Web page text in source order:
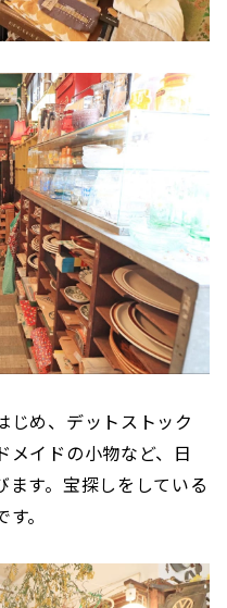
じめ、デットストック
メイドの小物など、日
す。宝探しをしている
。